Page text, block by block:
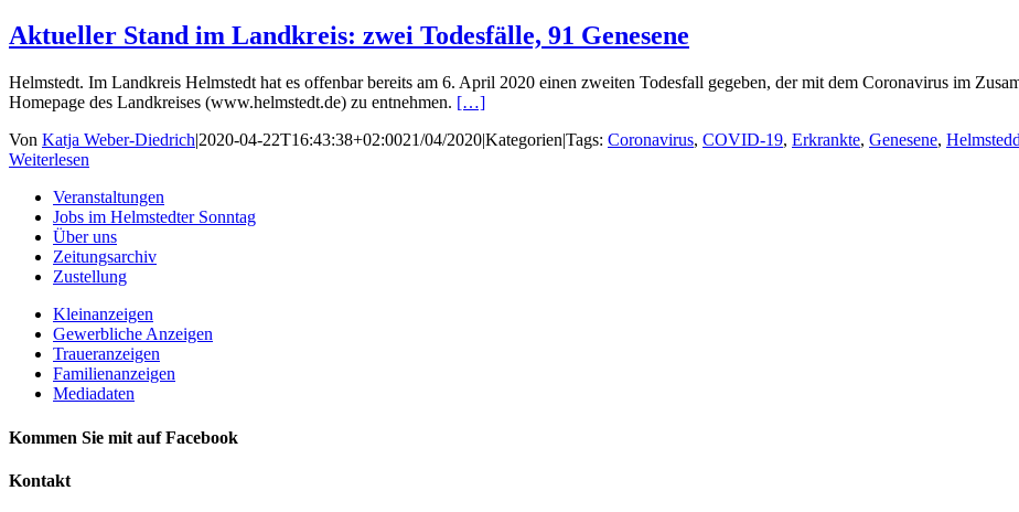
Aktueller Stand im Landkreis: zwei Todesfälle, 91 Genesene
Helmstedt. Im Landkreis Helmstedt hat es offenbar bereits am 6. April 2020 einen zweiten Todesfall gegeben, der mit dem Coronavirus im
Homepage des Landkreises (www.helmstedt.de) zu entnehmen. […]
Von Katja Weber-Diedrich|2020-04-22T16:43:38+02:0021/04/2020|Kategorien|Tags: Coronavirus, COVID-19, Erkrankte, Genesene,
Weiterlesen
Veranstaltungen
Jobs im Helmstedter Sonntag
Über uns
Zeitungsarchiv
Zustellung
Kleinanzeigen
Gewerbliche Anzeigen
Traueranzeigen
Familienanzeigen
Mediadaten
Kommen Sie mit auf Facebook
Kontakt